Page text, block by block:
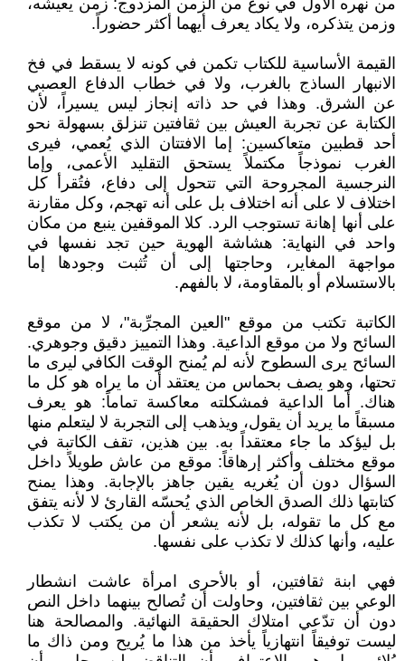
من نهره الأول في نوع من الزمن المزدوج: زمن يعيشه،
وزمن يتذكره، ولا يكاد يعرف أيهما أكثر حضوراً.
القيمة الأساسية للكتاب تكمن في كونه لا يسقط في فخ
الانبهار الساذج بالغرب، ولا في خطاب الدفاع العصبي
عن الشرق. وهذا في حد ذاته إنجاز ليس يسيراً، لأن
الكتابة عن تجربة العيش بين ثقافتين تنزلق بسهولة نحو
أحد قطبين متعاكسين: إما الافتتان الذي يُعمي، فيرى
الغرب نموذجاً مكتملاً يستحق التقليد الأعمى، وإما
النرجسية المجروحة التي تتحول إلى دفاع، فتُقرأ كل
اختلاف لا على أنه اختلاف بل على أنه تهجم، وكل مقارنة
على أنها إهانة تستوجب الرد. كلا الموقفين ينبع من مكان
واحد في النهاية: هشاشة الهوية حين تجد نفسها في
مواجهة المغاير، وحاجتها إلى أن تُثبت وجودها إما
بالاستسلام أو بالمقاومة، لا بالفهم.
الكاتبة تكتب من موقع "العين المجرِّبة"، لا من موقع
السائح ولا من موقع الداعية. وهذا التمييز دقيق وجوهري.
السائح يرى السطوح لأنه لم يُمنح الوقت الكافي ليرى ما
تحتها، وهو يصف بحماس من يعتقد أن ما يراه هو كل ما
هناك. أما الداعية فمشكلته معاكسة تماماً: هو يعرف
مسبقاً ما يريد أن يقول، ويذهب إلى التجربة لا ليتعلم منها
بل ليؤكد ما جاء معتقداً به. بين هذين، تقف الكاتبة في
موقع مختلف وأكثر إرهاقاً: موقع من عاش طويلاً داخل
السؤال دون أن يُغريه يقين جاهز بالإجابة. وهذا يمنح
كتابتها ذلك الصدق الخاص الذي يُحسّه القارئ لا لأنه يتفق
مع كل ما تقوله، بل لأنه يشعر أن من يكتب لا تكذب
عليه، وأنها كذلك لا تكذب على نفسها.
فهي ابنة ثقافتين، أو بالأحرى امرأة عاشت انشطار
الوعي بين ثقافتين، وحاولت أن تُصالح بينهما داخل النص
دون أن تدّعي امتلاك الحقيقة النهائية. والمصالحة هنا
ليست توفيقاً انتهازياً يأخذ من هذا ما يُريح ومن ذاك ما